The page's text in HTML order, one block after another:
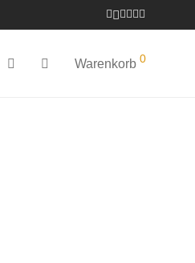
Warenkorb 0